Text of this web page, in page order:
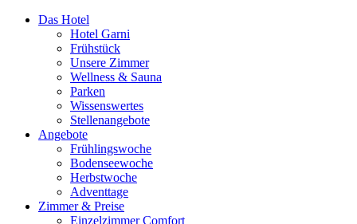
Das Hotel
Hotel Garni
Frühstück
Unsere Zimmer
Wellness & Sauna
Parken
Wissenswertes
Stellenangebote
Angebote
Frühlingswoche
Bodenseewoche
Herbstwoche
Adventtage
Zimmer & Preise
Einzelzimmer Comfort